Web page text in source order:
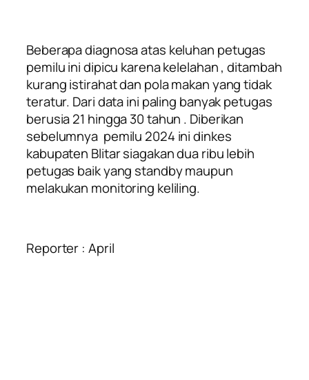
Beberapa diagnosa atas keluhan petugas
pemilu ini dipicu karena kelelahan , ditambah
kurang istirahat dan pola makan yang tidak
teratur. Dari data ini paling banyak petugas
berusia 21 hingga 30 tahun . Diberikan
sebelumnya pemilu 2024 ini dinkes
kabupaten Blitar siagakan dua ribu lebih
petugas baik yang standby maupun
melakukan monitoring keliling.
Reporter : April